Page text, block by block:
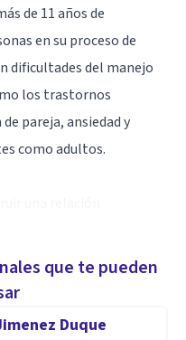
de 11 años de
en su proceso de
dificultades del manejo
los trastornos
pareja, ansiedad y
como adultos.
de diciones y aumentar
que te pueden
Duque